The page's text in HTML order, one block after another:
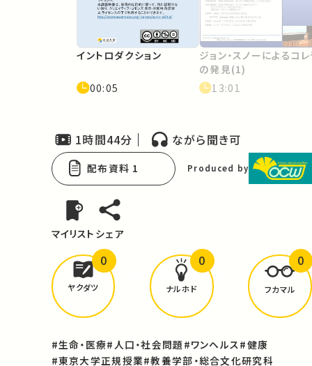
イントロダクション
00:05
ジョン・スノーによるコ
の発見(1)
13:01
1時間44分 ながら聞き可
配布資料 1 Produced by
マイリスト シェア
どんな学びがありましたか？
ヤクダツ
0
ナルホド
0
フカマル
0
#生命・医療#人口・社会問題 #ワンヘルス #健康
#東京大学正規授業#教養学部・総合文化研究科